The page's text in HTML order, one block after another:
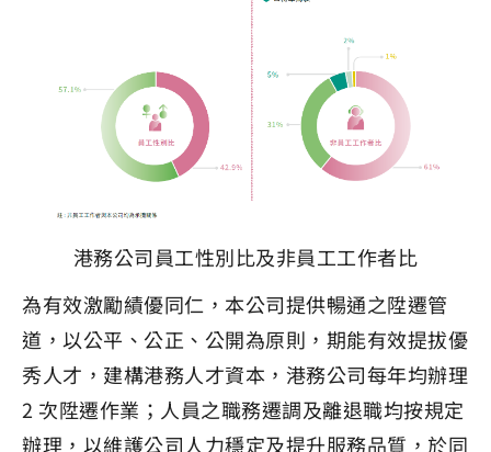
港務公司員工性別比及非員工工作者比
為有效激勵績優同仁，本公司提供暢通之陞遷管
道，以公平、公正、公開為原則，期能有效提拔優
秀人才，建構港務人才資本，港務公司每年均辦理
2 次陞遷作業；人員之職務遷調及離退職均按規定
辦理，以維護公司人力穩定及提升服務品質，於同